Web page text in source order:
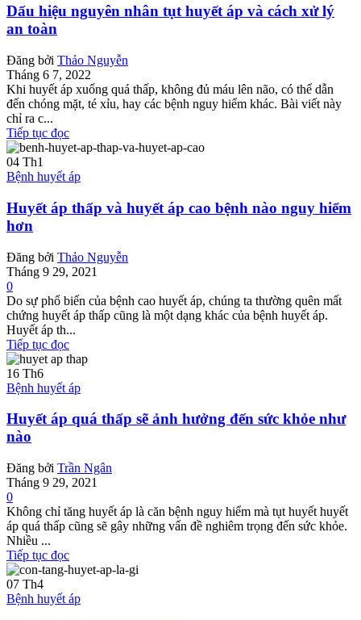
Dấu hiệu nguyên nhân tụt huyết áp và cách xử lý
an toàn
Đăng bởi Thảo Nguyễn
Tháng 6 7, 2022
Khi huyết áp xuống quá thấp, không đủ máu lên não, có thể dẫn
đến chóng mặt, té xỉu, hay các bệnh nguy hiểm khác. Bài viết này
chỉ ra c...
Tiếp tục đọc
04 Th1
Bệnh huyết áp
Huyết áp thấp và huyết áp cao bệnh nào nguy hiểm
hơn
Đăng bởi Thảo Nguyễn
Tháng 9 29, 2021
0
Do sự phổ biến của bệnh cao huyết áp, chúng ta thường quên mất
chứng huyết áp thấp cũng là một dạng khác của bệnh huyết áp.
Huyết áp th...
Tiếp tục đọc
16 Th6
Bệnh huyết áp
Huyết áp quá thấp sẽ ảnh hưởng đến sức khỏe như
nào
Đăng bởi Trần Ngân
Tháng 9 29, 2021
0
Không chỉ tăng huyết áp là căn bệnh nguy hiểm mà tụt huyết huyết
áp quá thấp cũng sẽ gây những vấn đề nghiêm trọng đến sức khỏe.
Nhiều ...
Tiếp tục đọc
07 Th4
Bệnh huyết áp